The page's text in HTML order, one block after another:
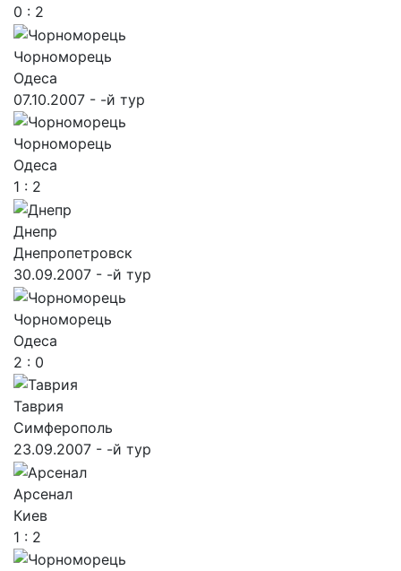
0 : 2
Чорноморець
Одеса
07.10.2007 - -й тур
Чорноморець
Одеса
1 : 2
Днепр
Днепропетровск
30.09.2007 - -й тур
Чорноморець
Одеса
2 : 0
Таврия
Симферополь
23.09.2007 - -й тур
Арсенал
Киев
1 : 2